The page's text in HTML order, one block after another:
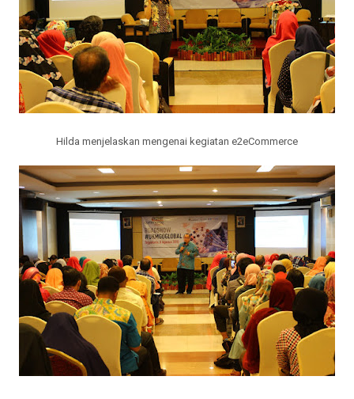
Hilda menjelaskan mengenai kegiatan e2eCommerce